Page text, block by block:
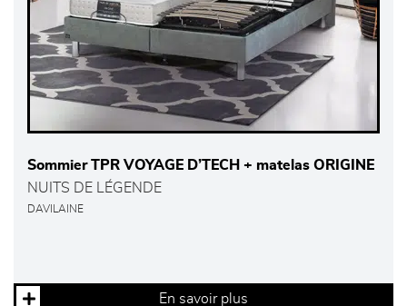
Sommier TPR VOYAGE D’TECH + matelas ORIGINE
NUITS DE LÉGENDE
DAVILAINE
En savoir plus